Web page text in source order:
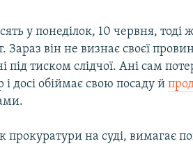
у понеділок, 10 червня, тоді
Зараз він не визнає своєї
під тиском слідчої. Ані сам
досі обіймає свою посаду й
на суді, вимагає